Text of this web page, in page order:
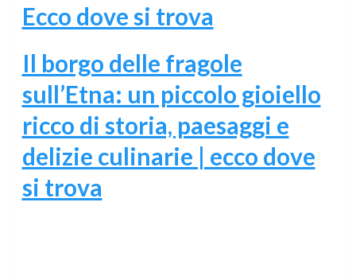
Ecco dove si trova
Il borgo delle fragole
sull’Etna: un piccolo gioiello
ricco di storia, paesaggi e
delizie culinarie | ecco dove
si trova